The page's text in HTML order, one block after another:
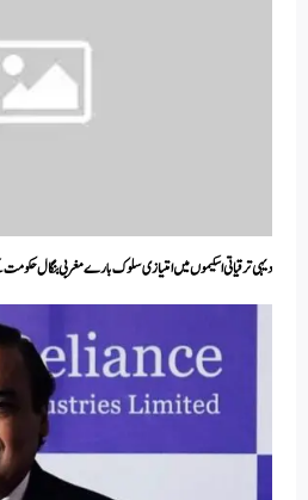
دیہی ترقیاتی اسکیموں میں امتیازی سلوک بارے مغربی بنگال حکومت